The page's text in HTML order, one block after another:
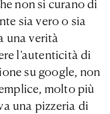
non si curano di
sia vero o sia
una verità
l’autenticità di
su google, non
molto più
una pizzeria di